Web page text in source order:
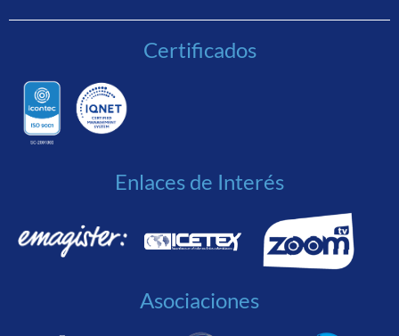
Certificados
Enlaces de Interés
Asociaciones